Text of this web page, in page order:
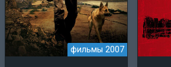
фильмы 2007